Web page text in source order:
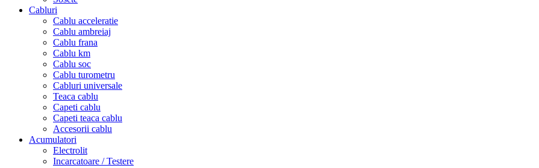
Cabluri
Cablu acceleratie
Cablu ambreiaj
Cablu frana
Cablu km
Cablu soc
Cablu turometru
Cabluri universale
Teaca cablu
Capeti cablu
Capeti teaca cablu
Accesorii cablu
Acumulatori
Electrolit
Incarcatoare / Testere